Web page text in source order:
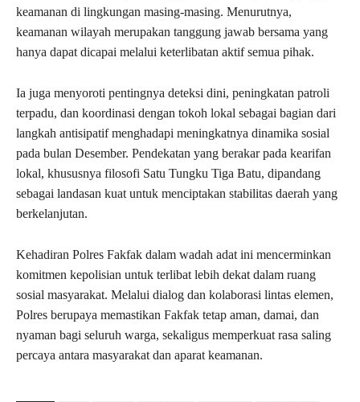
keamanan di lingkungan masing-masing. Menurutnya,
keamanan wilayah merupakan tanggung jawab bersama yang
hanya dapat dicapai melalui keterlibatan aktif semua pihak.
Ia juga menyoroti pentingnya deteksi dini, peningkatan patroli
terpadu, dan koordinasi dengan tokoh lokal sebagai bagian dari
langkah antisipatif menghadapi meningkatnya dinamika sosial
pada bulan Desember. Pendekatan yang berakar pada kearifan
lokal, khususnya filosofi Satu Tungku Tiga Batu, dipandang
sebagai landasan kuat untuk menciptakan stabilitas daerah yang
berkelanjutan.
Kehadiran Polres Fakfak dalam wadah adat ini mencerminkan
komitmen kepolisian untuk terlibat lebih dekat dalam ruang
sosial masyarakat. Melalui dialog dan kolaborasi lintas elemen,
Polres berupaya memastikan Fakfak tetap aman, damai, dan
nyaman bagi seluruh warga, sekaligus memperkuat rasa saling
percaya antara masyarakat dan aparat keamanan.